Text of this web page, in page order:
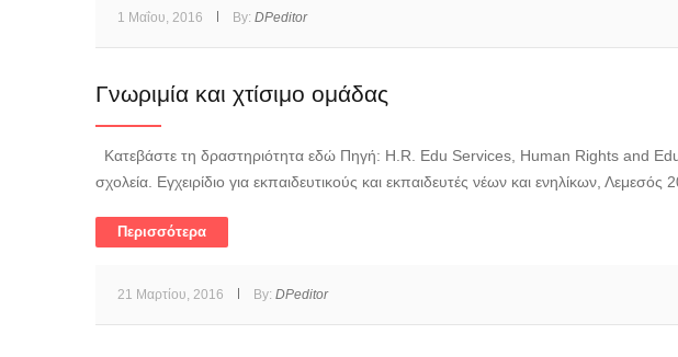
1 Μαΐου, 2016 By: DPeditor
Γνωριμία και χτίσιμο ομάδας
Κατεβάστε τη δραστηριότητα εδώ Πηγή: H.R. Edu Services, Human Rights and
σχολεία. Εγχειρίδιο για εκπαιδευτικούς και εκπαιδευτές νέων και ενηλίκων,
Περισσότερα
21 Μαρτίου, 2016 By: DPeditor